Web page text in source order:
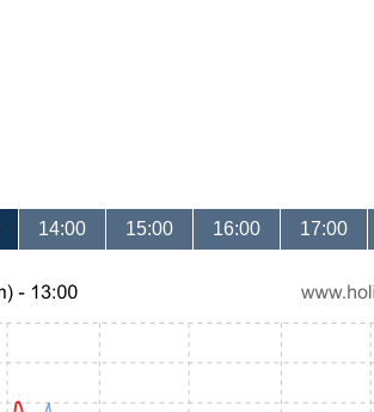
14:00 15:00 16:00 17:00